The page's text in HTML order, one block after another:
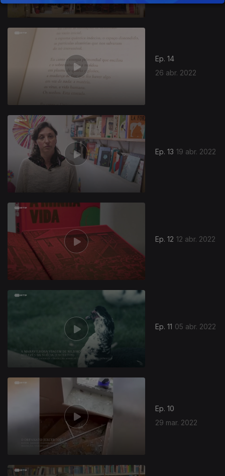
Ep. 14
26 abr. 2022
Ep. 13 19 abr. 2022
611721
Ep. 12 12 abr. 2022
Ep. 11 05 abr. 2022
Ep. 10
29 mar. 2022